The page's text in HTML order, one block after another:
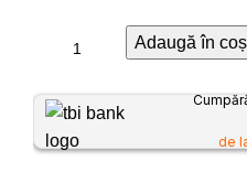
Adaugă în coș
de